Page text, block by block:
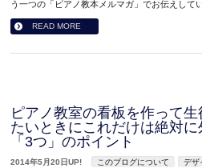
う一つの「ピアノ教本メルマガ」でお伝えして
READ MORE
ピアノ教室の看板を作って生
たいときにこれだけは絶対に
「3つ」のポイント
2014年5月20日UP! このブログについて デザ